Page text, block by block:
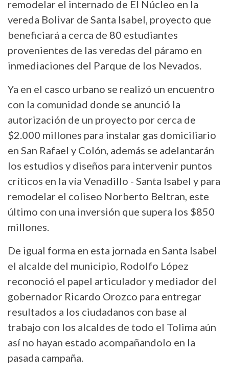
remodelar el internado de El Núcleo en la
vereda Bolivar de Santa Isabel, proyecto que
beneficiará a cerca de 80 estudiantes
provenientes de las veredas del páramo en
inmediaciones del Parque de los Nevados.
Ya en el casco urbano se realizó un encuentro
con la comunidad donde se anunció la
autorización de un proyecto por cerca de
$2.000 millones para instalar gas domiciliario
en San Rafael y Colón, además se adelantarán
los estudios y diseños para intervenir puntos
críticos en la vía Venadillo - Santa Isabel y para
remodelar el coliseo Norberto Beltran, este
último con una inversión que supera los $850
millones.
De igual forma en esta jornada en Santa Isabel
el alcalde del municipio, Rodolfo López
reconoció el papel articulador y mediador del
gobernador Ricardo Orozco para entregar
resultados a los ciudadanos con base al
trabajo con los alcaldes de todo el Tolima aún
así no hayan estado acompañandolo en la
pasada campaña.